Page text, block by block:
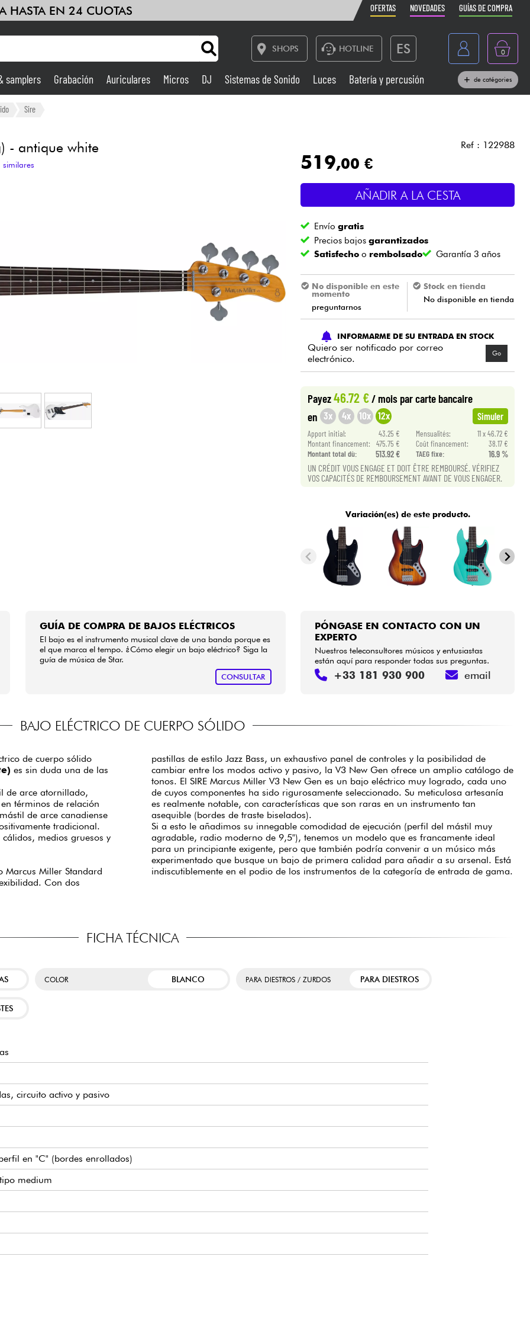
HASTA EN 24 CUOTAS OFERTAS NOVEDADES GUÍAS DE COMPRA
SHOPS HOTLINE ES
France
Belgique
Nederland
0
Grabación
Sistemas de Sonido
Vientos
Cables & Acces.
Bundle
Ver nuestras marcas
samplers Grabación Auriculares Micros DJ Sistemas de Sonido Luces Batería y percusión de catégories
Sire
- antique white
similares
Ref : 122988
519,00 €
AÑADIR A LA CESTA
Envíogratis
Precios bajosgarantizados
Satisfecho o rembolsado Garantía 3 años
No disponible en este
momento
preguntarnos
Stock en tienda
No disponible en tienda
INFORMARME DE SU ENTRADA EN STOCK
Quiero ser notificado por correo
electrónico.
Go
Payez46.72 €/ mois par carte bancaire
en 3x 4x 10x 12x Simuler
Apport initial: 43.25 € Mensualités:
11 x 46.72 €
Montant financement:
475.75 € Coût financement:
38.17 €
Montant total dù:
513.92 € TAEG fixe: 16.9 %
UN CRÉDIT VOUS ENGAGE ET DOIT ÊTRE REMBOURSÉ. VÉRIFIEZ
VOS CAPACITÉS DE REMBOURSEMENT AVANT DE VOUS ENGAGER.
Variación(es) de este producto.
GUÍA DE COMPRA DE BAJOS ELÉCTRICOS
El bajo es el instrumento musical clave de una banda porque es
el que marca el tempo. ¿Cómo elegir un bajo eléctrico? Siga la
guía de música de Star.
CONSULTAR
PÓNGASE EN CONTACTO CON UN
EXPERTO
Nuestros teleconsultores músicos y entusiastas
están aquí para responder todas sus preguntas.
+33 181 930 900 email
BAJO ELÉCTRICO DE CUERPO SÓLIDO
de cuerpo sólido
es sin duda una de las
de arce atornillado,
términos de relación
de arce canadiense
tradicional.
medios gruesos y
Marcus Miller Standard
Con dos
pastillas de estilo Jazz Bass, un exhaustivo panel de controles y la posibilidad de
cambiar entre los modos activo y pasivo, la V3 New Gen ofrece un amplio catálogo de
tonos. El SIRE Marcus Miller V3 New Gen es un bajo eléctrico muy logrado, cada uno
de cuyos componentes ha sido rigurosamente seleccionado. Su meticulosa artesanía
es realmente notable, con características que son raras en un instrumento tan
asequible (bordes de traste biselados).
Si a esto le añadimos su innegable comodidad de ejecución (perfil del mástil muy
agradable, radio moderno de 9,5"), tenemos un modelo que es francamente ideal
para un principiante exigente, pero que también podría convenir a un músico más
experimentado que busque un bajo de primera calidad para añadir a su arsenal. Está
indiscutiblemente en el podio de los instrumentos de la categoría de entrada de gama.
FICHA TÉCNICA
COLOR BLANCO PARA DIESTROS / ZURDOS PARA DIESTROS
circuito activo y pasivo
en "C" (bordes enrollados)
medium